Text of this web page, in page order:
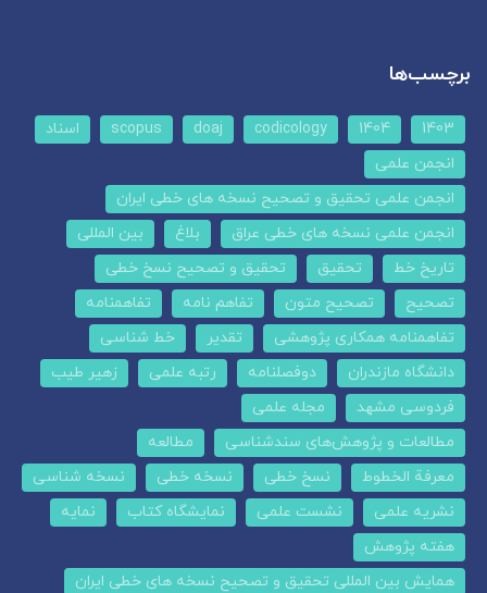
برچسب‌ها
1403
1404
codicology
doaj
scopus
اسناد
انجمن علمی
انجمن علمی تحقیق و تصحیح نسخه های خطی ایران
انجمن علمی نسخه های خطی عراق
بلاغ
بین المللی
تاریخ خط
تحقیق
تحقیق و تصحیح نسخ خطی
تصحیح
تصحیح متون تفاهم نامه
تفاهمنامه
تفاهمنامه همکاری پژوهشی
تقدیر
خط شناسی
دانشگاه مازندران
دوفصلنامه رتبه علمی
زهیر طیب
فردوسی مشهد
مجله علمی
مطالعات و پژوهش‌های سندشناسی
مطالعه
معرفة الخطوط
نسخ خطی نسخه خطی
نسخه شناسی
نشریه علمی
نشست علمی نمایشگاه کتاب
نمایه
هفته پژوهش
همایش بین المللی تحقیق و تصحیح نسخه های خطی ایران